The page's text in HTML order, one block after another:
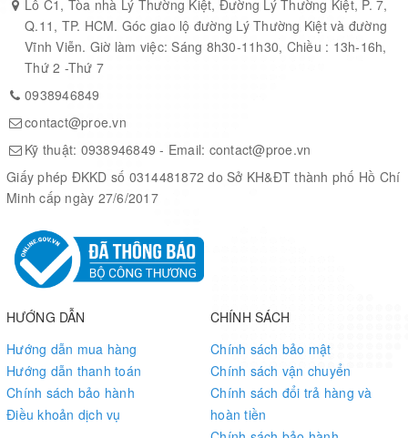
Maximum AC Input Voltage (V) 264
Minimum DC Input Voltage (V)
Maximum DC Input Voltage (V)
Minimum Isolation Voltage 3750VAC
Line Regulation
Load Regulation
Maximum Input Current (A) 2.8(Typ)
Input Frequency (Hz) 47 to 63
Tolerance (%) ±1
Lô C1, Tòa nhà Lý Thường Kiệt, Đường Lý Thường Kiệt, P. 7,
Q.11, TP. HCM. Góc giao lộ đường Lý Thường Kiệt và đường
Vĩnh Viễn. Giờ làm việc: Sáng 8h30-11h30, Chiều : 13h-16h,
Thứ 2 -Thứ 7
0938946849
contact@proe.vn
Kỹ thuật: 0938946849 - Email: contact@proe.vn
Giấy phép ĐKKD số 0314481872 do Sở KH&ĐT thành phố Hồ Chí
Minh cấp ngày 27/6/2017
HƯỚNG DẪN
Hướng dẫn mua hàng
Hướng dẫn thanh toán
Chính sách bảo hành
Điều khoản dịch vụ
CHÍNH SÁCH
Chính sách bảo mật
Chính sách vận chuyển
Chính sách đổi trả hàng và
hoàn tiền